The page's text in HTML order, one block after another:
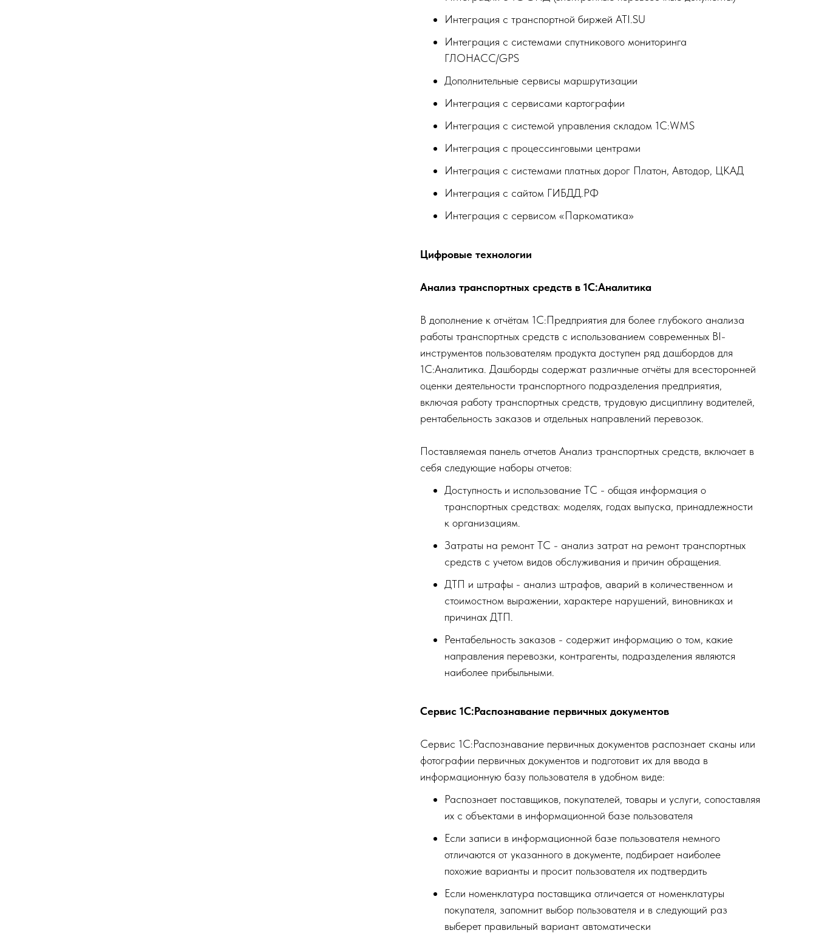
Интеграция с транспортной биржей ATI.SU
Интеграция с системами спутникового мониторинга
ГЛОНАСС/GPS
Дополнительные сервисы маршрутизации
Интеграция с сервисами картографии
Интеграция с системой управления складом 1С:WMS
Интеграция с процессинговыми центрами
Интеграция с системами платных дорог Платон, Автодор, ЦКАД
Интеграция с сайтом ГИБДД.РФ
Интеграция с сервисом «Паркоматика»
Цифровые технологии
Анализ транспортных средств в 1С:Аналитика
В дополнение к отчётам 1С:Предприятия для более глубокого анализа
работы транспортных средств с использованием современных BI-
инструментов пользователям продукта доступен ряд дашбордов для
1С:Аналитика. Дашборды содержат различные отчёты для всесторонней
оценки деятельности транспортного подразделения предприятия,
включая работу транспортных средств, трудовую дисциплину водителей,
рентабельность заказов и отдельных направлений перевозок.
Поставляемая панель отчетов Анализ транспортных средств, включает в
себя следующие наборы отчетов:
Доступность и использование ТС - общая информация о
транспортных средствах: моделях, годах выпуска, принадлежности
к организациям.
Затраты на ремонт ТС - анализ затрат на ремонт транспортных
средств с учетом видов обслуживания и причин обращения.
ДТП и штрафы - анализ штрафов, аварий в количественном и
стоимостном выражении, характере нарушений, виновниках и
причинах ДТП.
Рентабельность заказов - содержит информацию о том, какие
направления перевозки, контрагенты, подразделения являются
наиболее прибыльными.
Сервис 1С:Распознавание первичных документов
Сервис 1С:Распознавание первичных документов распознает сканы или
фотографии первичных документов и подготовит их для ввода в
информационную базу пользователя в удобном виде:
Распознает поставщиков, покупателей, товары и услуги, сопоставляя
их с объектами в информационной базе пользователя
Если записи в информационной базе пользователя немного
отличаются от указанного в документе, подбирает наиболее
похожие варианты и просит пользователя их подтвердить
Если номенклатура поставщика отличается от номенклатуры
покупателя, запомнит выбор пользователя и в следующий раз
выберет правильный вариант автоматически